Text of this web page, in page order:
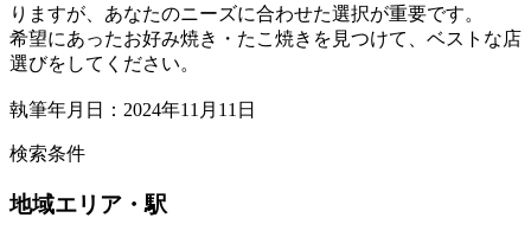
りますが、あなたのニーズに合わせた選択が重要です。
希望にあったお好み焼き・たこ焼きを見つけて、ベストな店
選びをしてください。
執筆年月日：2024年11月11日
検索条件
地域エリア・駅